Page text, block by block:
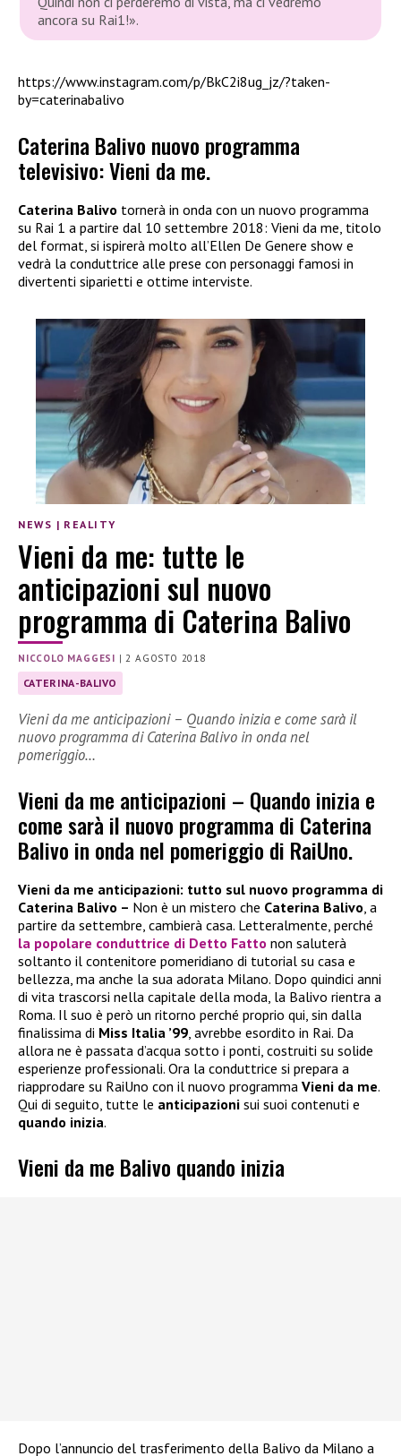
ancora su Rai1!».
https://www.instagram.com/p/BkC2i8ug_jz/?taken-
by=caterinabalivo
Caterina Balivo nuovo programma
televisivo: Vieni da me.
Caterina Balivo tornerà in onda con un nuovo programma
su Rai 1 a partire dal 10 settembre 2018: Vieni da me, titolo
del format, si ispirerà molto all’Ellen De Genere show e
vedrà la conduttrice alle prese con personaggi famosi in
divertenti siparietti e ottime interviste.
NEWS | REALITY
Vieni da me: tutte le
anticipazioni sul nuovo
programma di Caterina Balivo
NICCOLO MAGGESI |2 AGOSTO 2018
CATERINA-BALIVO
Vieni da me anticipazioni – Quando inizia e come sarà il
nuovo programma di Caterina Balivo in onda nel
pomeriggio…
Vieni da me anticipazioni – Quando inizia e
come sarà il nuovo programma di Caterina
Balivo in onda nel pomeriggio di RaiUno.
Vieni da me anticipazioni: tutto sul nuovo programma di
Caterina Balivo – Non è un mistero che Caterina Balivo, a
partire da settembre, cambierà casa. Letteralmente, perché
la popolare conduttrice di Detto Fatto non saluterà
soltanto il contenitore pomeridiano di tutorial su casa e
bellezza, ma anche la sua adorata Milano. Dopo quindici anni
di vita trascorsi nella capitale della moda, la Balivo rientra a
Roma. Il suo è però un ritorno perché proprio qui, sin dalla
finalissima di Miss Italia ’99, avrebbe esordito in Rai. Da
allora ne è passata d’acqua sotto i ponti, costruiti su solide
esperienze professionali. Ora la conduttrice si prepara a
riapprodare su RaiUno con il nuovo programma Vieni da me.
Qui di seguito, tutte le anticipazioni sui suoi contenuti e
quando inizia.
Vieni da me Balivo quando inizia
Dopo l’annuncio del trasferimento della Balivo da Milano a